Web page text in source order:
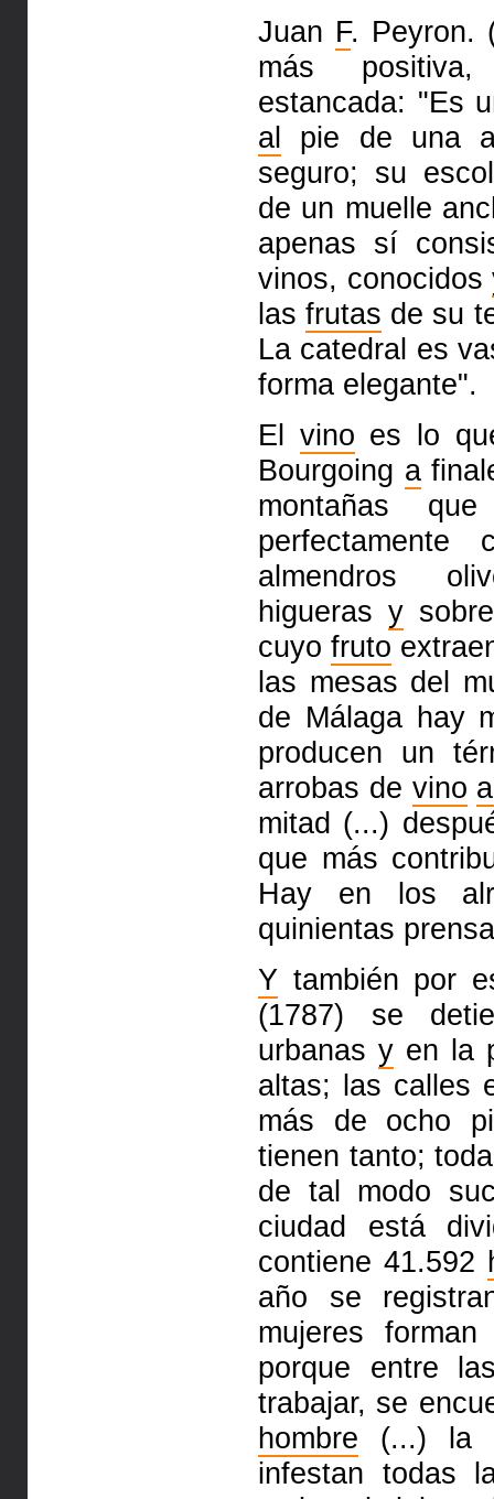
Juan F. Peyron.
más
estancada: "Es
al pie de una
seguro; su
de un muelle
apenas sí
vinos, conocidos
lasfrutas de su
La catedral es
forma elegante".
El vino es lo
Bourgoing a
montañas
perfectamente
almendros
higuerasy
cuyo fruto
las mesas del
de Málaga hay
producen un
arrobas de vino
mitad (...)
que más
Hay en los
quinientas
Y también por
(1787) se
urbanas y en la
altas; las calles
más de ocho
tienen tanto;
de tal modo
ciudad está
contiene 41.592
año se
mujeres
porque entre
trabajar, se
hombre (...) la
infestan todas